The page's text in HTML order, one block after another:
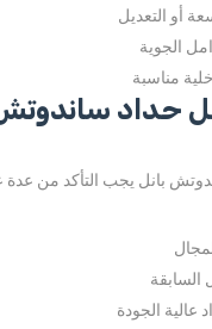
أو التعديل
الجوية
مناسبة
حداد
بانل يجب التأكد من
السابقة
عالية الجودة